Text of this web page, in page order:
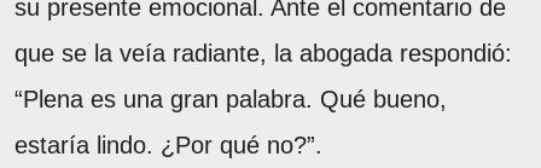
su presente emocional. Ante el comentario de
que se la veía radiante, la abogada respondió:
“Plena es una gran palabra. Qué bueno,
estaría lindo. ¿Por qué no?”.